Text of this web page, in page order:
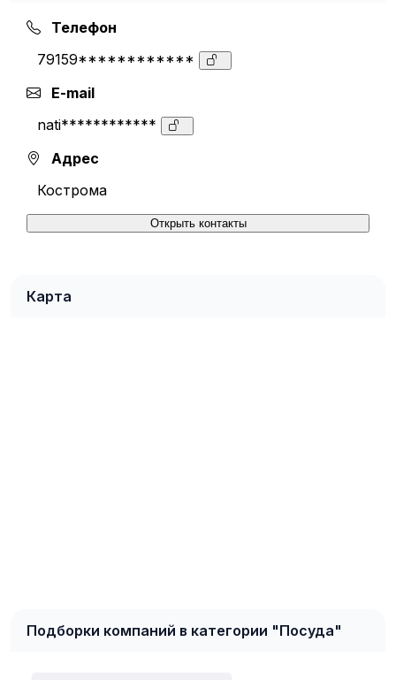
Телефон
79159************
E-mail
nati************
Адрес
Кострома
Открыть контакты
Карта
Подборки компаний в категории "Посуда"